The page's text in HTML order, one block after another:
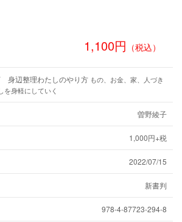
1,100円 （税込）
身辺整理わたしのやり方 もの、お金、家、人づき
を身軽にしていく
曽野綾子
1,000円+税
2022/07/15
新書判
978-4-87723-294-8